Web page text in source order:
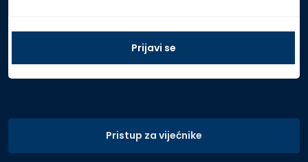
Pristup za vijećnike